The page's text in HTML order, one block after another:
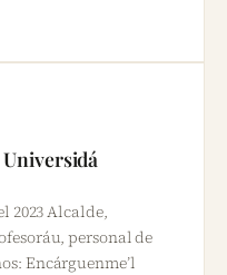
2023 Alcalde,
personal de
Encárguenme’l